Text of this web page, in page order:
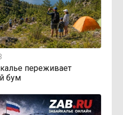
переживает
бум